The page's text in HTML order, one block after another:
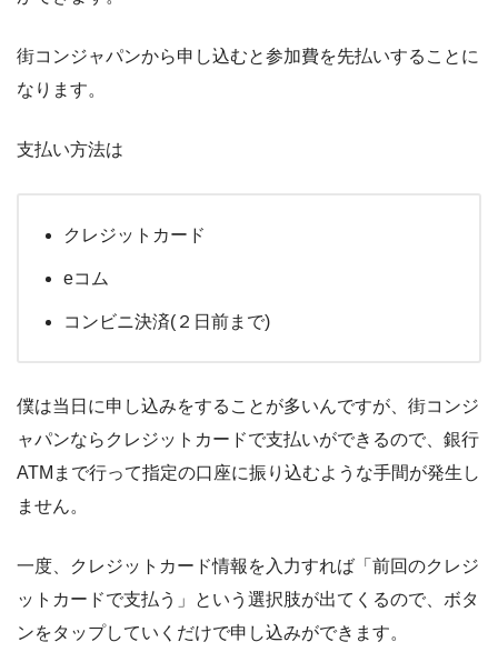
街コンジャパンから申し込むと参加費を先払いすることに
なります。
支払い方法は
クレジットカード
eコム
コンビニ決済(２日前まで)
僕は当日に申し込みをすることが多いんですが、街コンジ
ャパンならクレジットカードで支払いができるので、銀行
ATMまで行って指定の口座に振り込むような手間が発生し
ません。
一度、クレジットカード情報を入力すれば「前回のクレジ
ットカードで支払う」という選択肢が出てくるので、ボタ
ンをタップしていくだけで申し込みができます。